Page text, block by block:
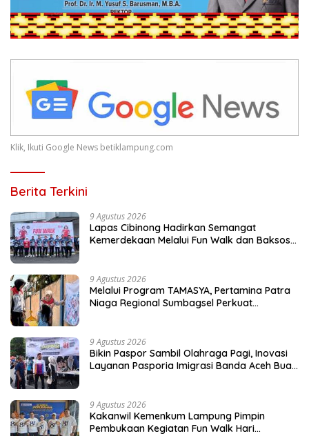
Klik, Ikuti Google News betiklampung.com
Berita Terkini
9 Agustus 2026
Lapas Cibinong Hadirkan Semangat
Kemerdekaan Melalui Fun Walk dan Baksos
9 Agustus 2026
Melalui Program TAMASYA, Pertamina Patra
Niaga Regional Sumbagsel Perkuat
9 Agustus 2026
Bikin Paspor Sambil Olahraga Pagi, Inovasi
Layanan Pasporia Imigrasi Banda Aceh Buat
9 Agustus 2026
Kakanwil Kemenkum Lampung Pimpin
Pembukaan Kegiatan Fun Walk Hari